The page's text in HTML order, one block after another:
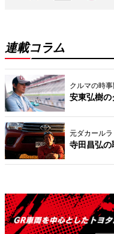
連載コラム
クルマの時
安東弘樹の
元ダカール
寺田昌弘の